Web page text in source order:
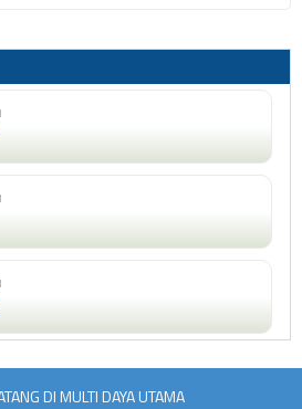
DI MULTI DAYA UTAMA